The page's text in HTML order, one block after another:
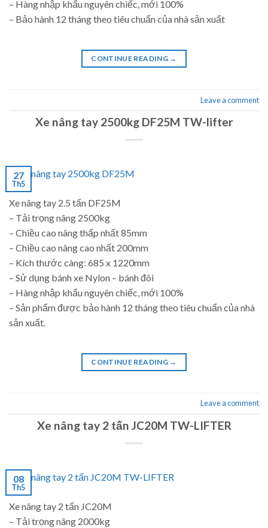
– Hàng nhập khẩu nguyên chiếc, mới 100%
– Bảo hành 12 tháng theo tiêu chuẩn của nhà sản xuất
CONTINUE READING →
Leave a comment
Xe nâng tay 2500kg DF25M TW-lifter
27
Th5
Xe nâng tay 2.5 tấn DF25M
– Tải trọng nâng 2500kg
– Chiều cao nâng thấp nhất 85mm
– Chiều cao nâng cao nhất 200mm
– Kích thước càng: 685 x 1220mm
– Sử dụng bánh xe Nylon – bánh đôi
– Hàng nhập khẩu nguyên chiếc, mới 100%
– Sản phẩm được bảo hành 12 tháng theo tiêu chuẩn của nhà
sản xuất.
CONTINUE READING →
Leave a comment
Xe nâng tay 2 tấn JC20M TW-LIFTER
08
Th5
Xe nâng tay 2 tấn JC20M
– Tải trọng nâng 2000kg